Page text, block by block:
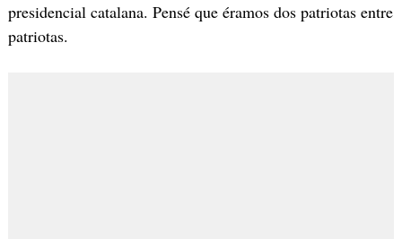
presidencial catalana. Pensé que éramos dos patriotas entre
patriotas.